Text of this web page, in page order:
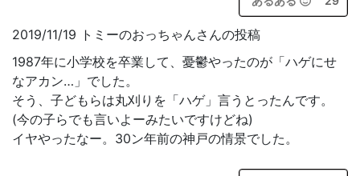
2019/11/19 トミーのおっちゃんさんの投稿
1987年に小学校を卒業して、憂鬱やったのが「ハゲにせ
なアカン…」でした。
そう、子どもらは丸刈りを「ハゲ」言うとったんです。
(今の子らでも言いよーみたいですけどね)
イヤやったなー。30ン年前の神戸の情景でした。